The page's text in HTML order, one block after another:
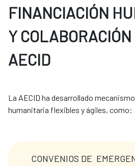
FINANCIACIÓN
Y
AECID
La AECID ha desarrollado
humanitaria flexibles y ágiles, como:
CONVENIOS DE